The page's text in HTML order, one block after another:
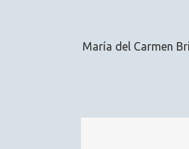
María del Carmen